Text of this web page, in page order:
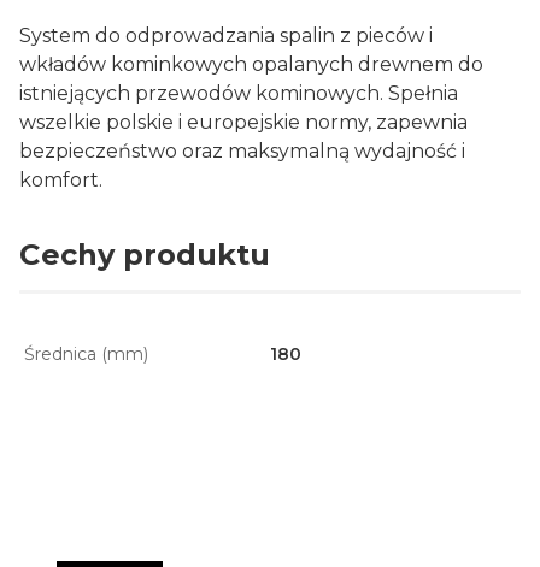
System do odprowadzania spalin z pieców i
wkładów kominkowych opalanych drewnem do
istniejących przewodów kominowych. Spełnia
wszelkie polskie i europejskie normy, zapewnia
bezpieczeństwo oraz maksymalną wydajność i
komfort.
Cechy produktu
Średnica (mm) 180